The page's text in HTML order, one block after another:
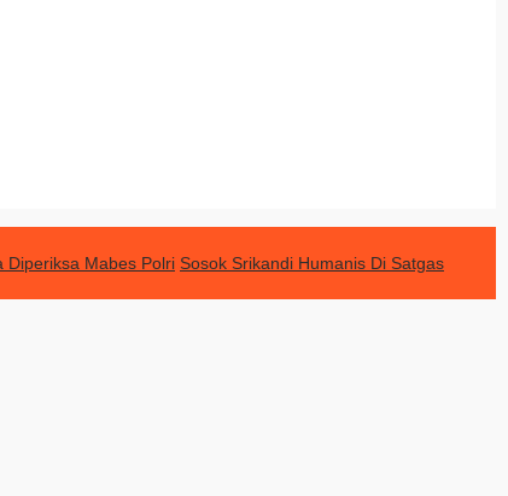
Diperiksa Mabes Polri Sosok Srikandi Humanis Di Satgas